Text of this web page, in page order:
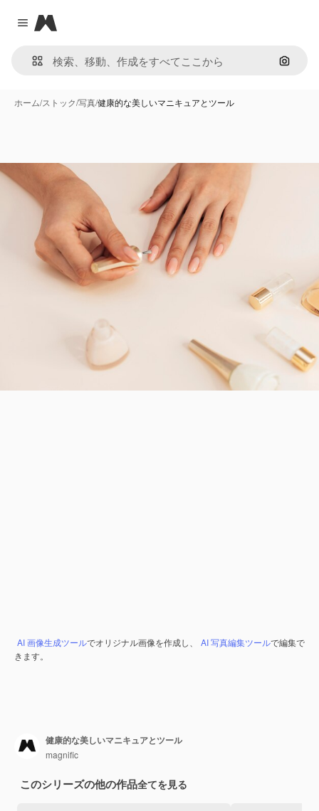
Close menu
Magnific
画像で
ホーム/ストック/写真/健康的な美しいマニキュアとツール
AI 画像生成ツールでオリジナル画像を作成し、 AI 写真編集ツールで編集で
きます。
健康的な美しいマニキュアとツール
magnific
このシリーズの他の作品全てを見る